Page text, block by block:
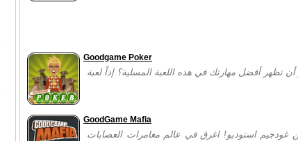
Goodgame Poker
GoodGame Mafia
استوديو! اغرق في عالم مغامرات العصابات